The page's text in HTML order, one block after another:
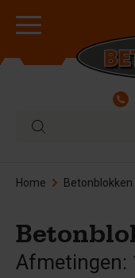
Home Betonblokken
Afmetingen: